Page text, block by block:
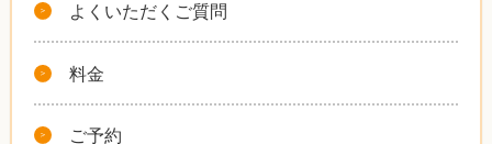
よくいただくご質問
料金
ご予約